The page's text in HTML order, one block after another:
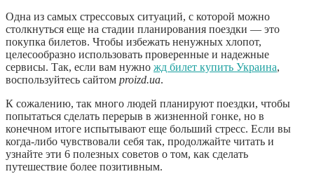
Одна из самых стрессовых ситуаций, с которой можно
столкнуться еще на стадии планирования поездки — это
покупка билетов. Чтобы избежать ненужных хлопот,
целесообразно использовать проверенные и надежные
сервисы. Так, если вам нужно жд билет купить Украина,
воспользуйтесь сайтом proizd.ua.
К сожалению, так много людей планируют поездки, чтобы
попытаться сделать перерыв в жизненной гонке, но в
конечном итоге испытывают еще больший стресс. Если вы
когда-либо чувствовали себя так, продолжайте читать и
узнайте эти 6 полезных советов о том, как сделать
путешествие более позитивным.